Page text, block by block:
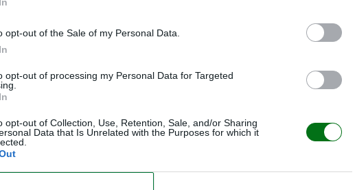
opt-out of the Sale of my Personal Data.
opt-out of processing my Personal Data for Targeted
opt-out of Collection, Use, Retention, Sale, and/or Sharing
Data that Is Unrelated with the Purposes for which it
compartir la experiencia
para mostrar los riesgos reales que
ayudar a desmontar mitos. El parto no siempre es idílico. A veces
sino a la monetización. Porque una cosa es compartir y otra muy
publicitario